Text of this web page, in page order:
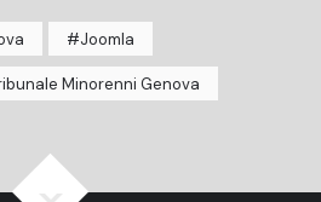
Joomla
Minorenni Genova